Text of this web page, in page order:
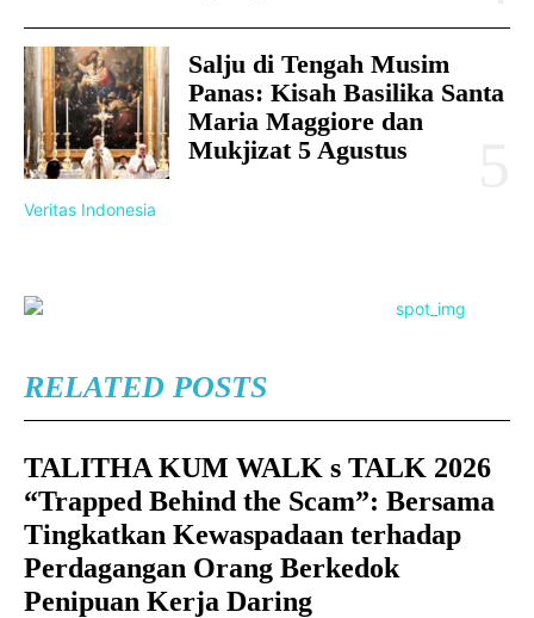
Salju di Tengah Musim
Panas: Kisah Basilika Santa
Maria Maggiore dan
Mukjizat 5 Agustus
Veritas Indonesia
RELATED POSTS
TALITHA KUM WALK s TALK 2026
“Trapped Behind the Scam”: Bersama
Tingkatkan Kewaspadaan terhadap
Perdagangan Orang Berkedok
Penipuan Kerja Daring